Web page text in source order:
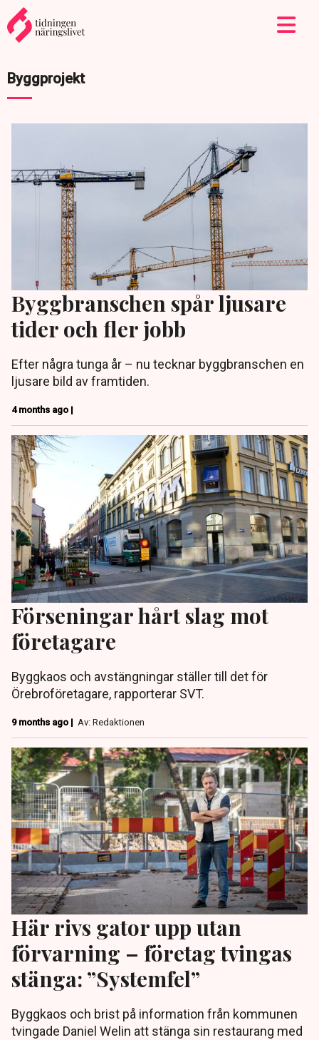
Byggprojekt
Byggbranschen spår ljusare
tider och fler jobb
Efter några tunga år – nu tecknar byggbranschen en
ljusare bild av framtiden.
4 months ago |
Förseningar hårt slag mot
företagare
Byggkaos och avstängningar ställer till det för
Örebroföretagare, rapporterar SVT.
9 months ago | Av: Redaktionen
Här rivs gator upp utan
förvarning – företag tvingas
stänga: ”Systemfel”
Byggkaos och brist på information från kommunen
tvingade Daniel Welin att stänga sin restaurang med